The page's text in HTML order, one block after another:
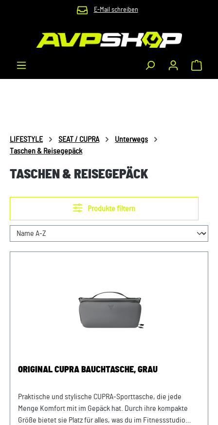
Zum Hauptinhalt springen E-Mail schreiben
LIFESTYLE SEAT / CUPRA
Unterwegs
Taschen & Reisegepäck
TASCHEN & REISEGEPÄCK
Produkte filtern
ORIGINAL CUPRA BAUCHTASCHE, GRAU
Praktische und stylische CUPRA-Sporttasche, die jede
Menge Komfort mit im Gepäck hat. Durch ihre kompakte
Größe bietet sie Platz für alles, was du im Fitnessstudio